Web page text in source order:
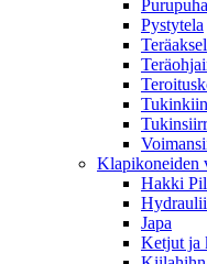
Pystytela
Klapikoneiden
Hakki
Japa
Ketjut ja